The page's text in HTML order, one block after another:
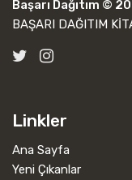
Başarı Dağıtım ©
BAŞARI DAĞITIM
Linkler
Ana Sayfa
Yeni Çıkanlar